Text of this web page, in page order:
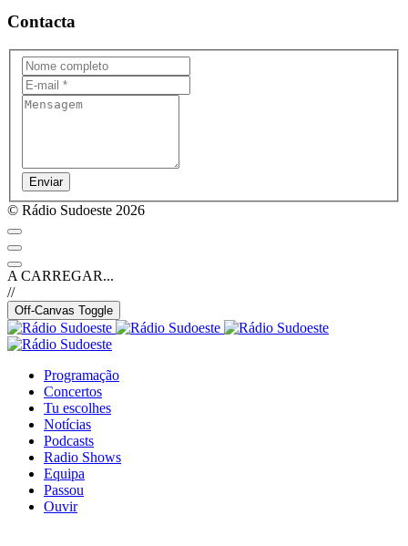
Contacta
Enviar
© Rádio Sudoeste 2026
A CARREGAR...
//
Off-Canvas Toggle
Programação
Concertos
Tu escolhes
Notícias
Podcasts
Radio Shows
Equipa
Passou
Ouvir